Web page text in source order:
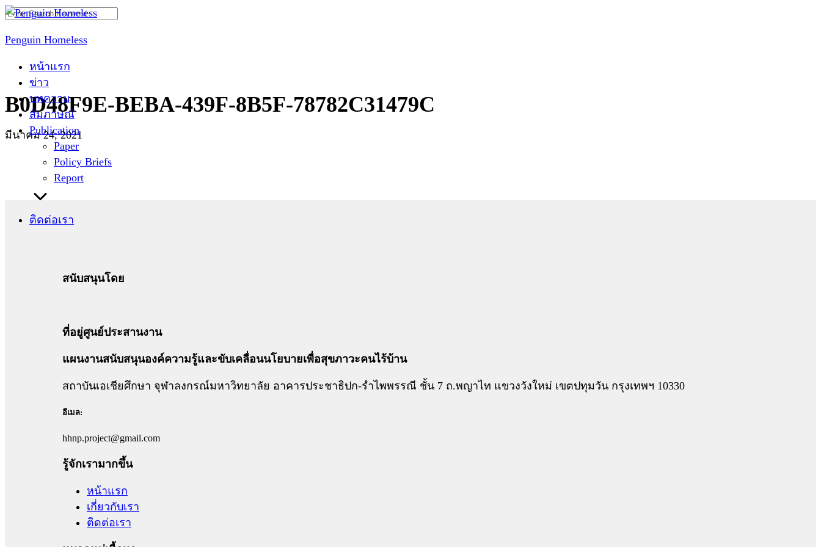
Skip
content
Penguin Homeless
หน้าแรก
ข่าว
บทความ
สัมภาษณ์
Publication
Paper
Policy Briefs
Report
ติดต่อเรา
Search
B0D48F9E-BEBA-439F-8B5F-78782C31479C
มีนาคม 24, 2021
สนับสนุนโดย
ที่อยู่ศูนย์ประสานงาน
แผนงานสนับสนุนองค์ความรู้และขับเคลื่อนนโยบายเพื่อสุขภาวะคนไร้บ้าน
สถาบันเอเชียศึกษา จุฬาลงกรณ์มหาวิทยาลัย อาคารประชาธิปก-รำไพพรรณี ชั้น 7 ถ.พญาไท แขวงวังใหม่ เขตปทุมวัน กรุงเทพฯ 10330
อีเมล:
hhnp.project@gmail.com
รู้จักเรามากขึ้น
หน้าแรก
เกี่ยวกับเรา
ติดต่อเรา